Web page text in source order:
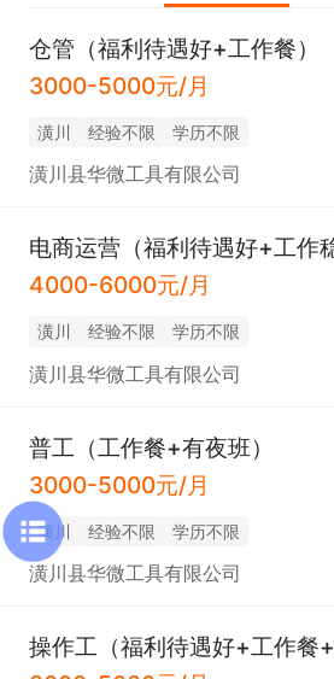
仓管（福利待遇好+工作餐）
3000-5000元/月
潢川 经验不限 学历不限
潢川县华微工具有限公司
电商运营（福利待遇好+工作
4000-6000元/月
潢川 经验不限 学历不限
潢川县华微工具有限公司
普工（工作餐+有夜班）
3000-5000元/月
潢川 经验不限 学历不限
潢川县华微工具有限公司
操作工（福利待遇好+工作餐+